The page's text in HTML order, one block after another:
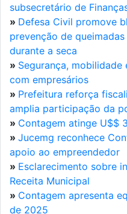
subsecretário de
» Defesa Civil promove
prevenção de
durante a seca
» Segurança,
com empresários
» Prefeitura reforça
amplia participação da
» Contagem atinge U$$
» Jucemg reconhece
apoio ao empreendedor
» Esclarecimento sobre
Receita Municipal
» Contagem apresenta
de 2025